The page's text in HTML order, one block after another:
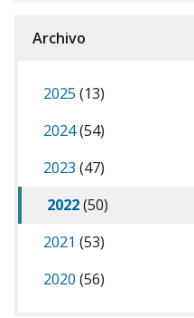
Archivo
2025 (13)
2024(54)
2023 (47)
2022(50)
2021 (53)
2020 (56)